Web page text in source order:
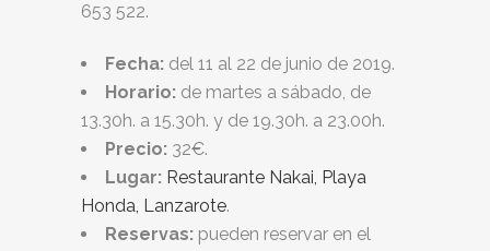
653 522.
Fecha: del 11 al 22 de junio de 2019.
Horario: de martes a sábado, de
13.30h. a 15.30h. y de 19.30h. a 23.00h.
Precio: 32€.
Lugar: Restaurante Nakai, Playa
Honda, Lanzarote.
Reservas: pueden reservar en el